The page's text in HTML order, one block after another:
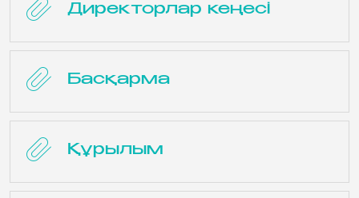
Директорлар кеңесі
Басқарма
Құрылым